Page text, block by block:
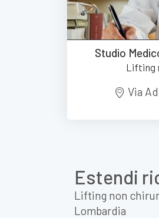
Studio
Lifting
Via
Estendi
Lifting non
Lombardia